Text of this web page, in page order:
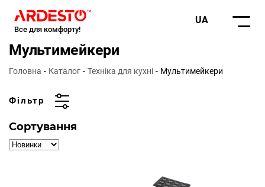
Все для комфорту!
UA
Мультимейкери
Головна Каталог Техніка для кухні Мультимейкери
Фільтр
Сортування